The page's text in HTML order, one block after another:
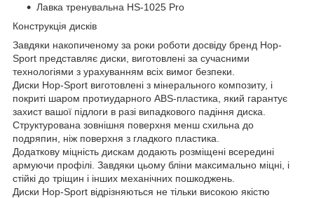
Лавка тренувальна HS-1025 Pro
Конструкція дисків
Завдяки накопиченому за роки роботи досвіду бренд Hop-
Sport представляє диски, виготовлені за сучасними
технологіями з урахуванням всіх вимог безпеки.
Диски Hop-Sport виготовлені з мінерального композиту, і
покриті шаром протиударного ABS-пластика, який гарантує
захист вашої підлоги в разі випадкового падіння диска.
Структурована зовнішня поверхня менш схильна до
подряпин, ніж поверхня з гладкого пластика.
Додаткову міцність дискам додають розміщені всередині
армуючи профілі. Завдяки цьому бліни максимально міцні, і
стійкі до тріщин і інших механічних пошкоджень.
Диски Hop-Sport відрізняються не тільки високою якістю